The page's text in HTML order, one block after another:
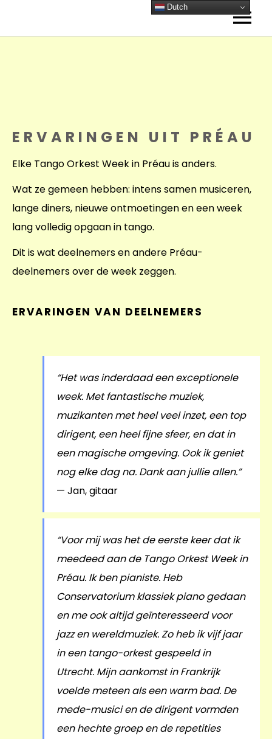
Frankrijk
ORKEST BOEKEN
ACADEMIE
Tango Gitaar
Muzikale coaching
Orkest Project Muziekpakhuis
Gallery – Instagram
Kay Sleking
SCORES
ERVARINGEN UIT PRÉAU
Elke Tango Orkest Week in Préau is anders.
Wat ze gemeen hebben: intens samen musiceren,
lange diners, nieuwe ontmoetingen en een week
lang volledig opgaan in tango.
Dit is wat deelnemers en andere Préau-
deelnemers over de week zeggen.
ERVARINGEN VAN DEELNEMERS
“Het was inderdaad een exceptionele
week. Met fantastische muziek,
muzikanten met heel veel inzet, een top
dirigent, een heel fijne sfeer, en dat in
een magische omgeving. Ook ik geniet
nog elke dag na. Dank aan jullie allen.”
— Jan, gitaar
“Voor mij was het de eerste keer dat ik
meedeed aan de Tango Orkest Week in
Préau. Ik ben pianiste. Heb
Conservatorium klassiek piano gedaan
en me ook altijd geïnteresseerd voor
jazz en wereldmuziek. Zo heb ik vijf jaar
in een tango-orkest gespeeld in
Utrecht. Mijn aankomst in Frankrijk
voelde meteen als een warm bad. De
mede-musici en de dirigent vormden
een hechte groep en de repetities
Dutch